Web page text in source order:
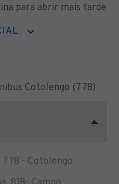
para abrir mais tarde
Cotolengo (778)
778 - Cotolengo